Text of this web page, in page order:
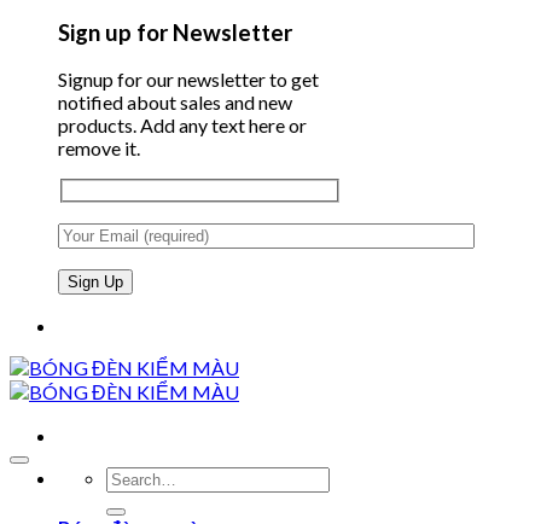
Sign up for Newsletter
Signup for our newsletter to get
notified about sales and new
products. Add any text here or
remove it.